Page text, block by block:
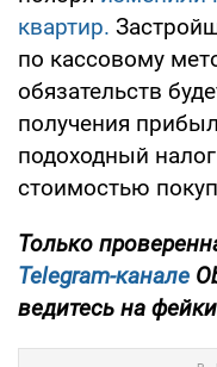
квартир.
по кассовому
обязательств
получения
подоходный
стоимостью
Только
Telegram-канале
ведитесь на